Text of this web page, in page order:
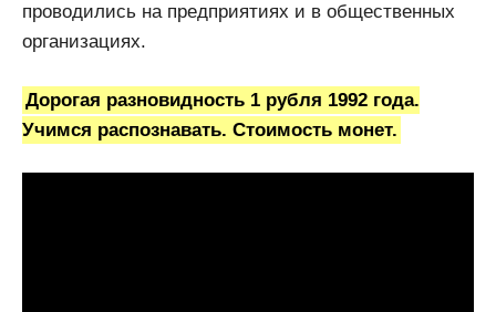
проводились на предприятиях и в общественных
организациях.
Дорогая разновидность 1 рубля 1992 года.
Учимся распознавать. Стоимость монет.